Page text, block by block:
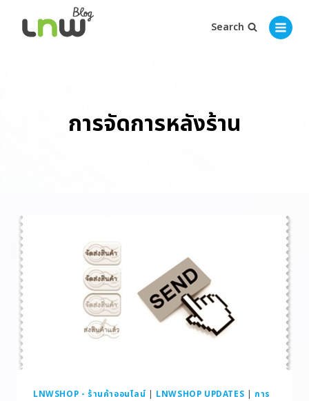
Search
การจัดการหลังร้าน
LNWSHOP - ร้านค้าออนไลน์ | LNWSHOP UPDATES | การ